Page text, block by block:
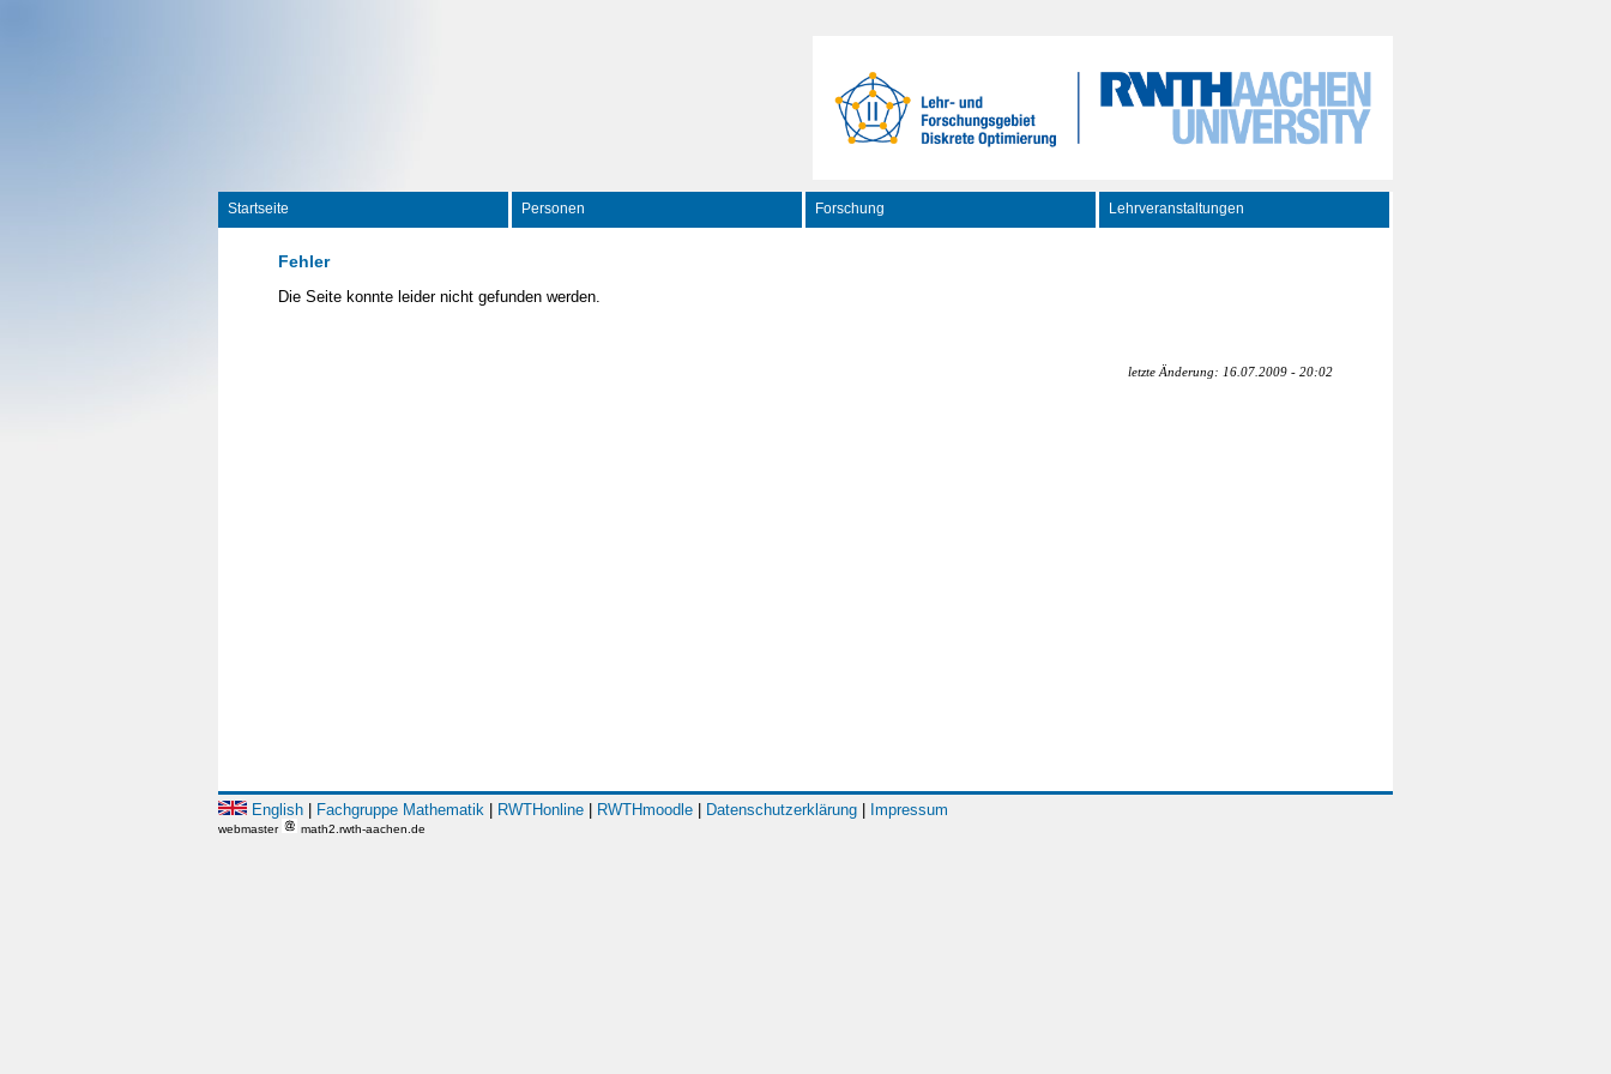
Startseite Personen Forschung Lehrveranstaltungen
Fehler
Die Seite konnte leider nicht gefunden werden.
letzte Änderung: 16.07.2009 - 20:02
English Fachgruppe Mathematik RWTHonline RWTHmoodle Datenschutzerklärung Impressum
webmaster math2.rwth-aachen.de